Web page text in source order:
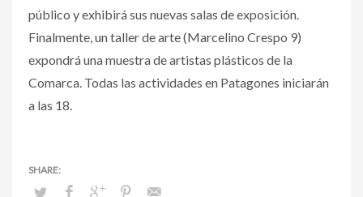
público y exhibirá sus nuevas salas de exposición.
Finalmente, un taller de arte (Marcelino Crespo 9)
expondrá una muestra de artistas plásticos de la
Comarca. Todas las actividades en Patagones iniciarán
a las 18.